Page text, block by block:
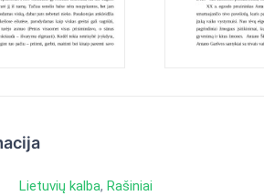
Lietuvių kalba, Rašiniai